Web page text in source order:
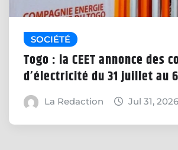
SOCIÉTÉ
Togo : la CEET annonce des
d’électricité du 31 juillet au
La Redaction Jul 31, 2026